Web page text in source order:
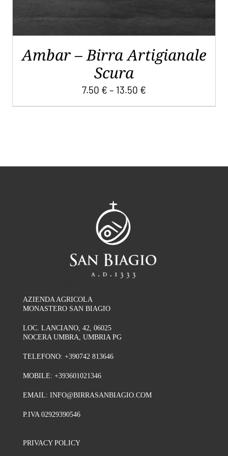
NELLA
PRODOTTO
Ambar – Birra Artigianale
Scura
7.50 € – 13.50 €
AZIENDA AGRICOLA
MONASTERO SAN BIAGIO
LOC. LANCIANO, 42, 06025
NOCERA UMBRA, UMBRIA PG
TELEFONO: +390742 813646
MOBILE: +393601021346
EMAIL: INFO@BIRRASANBIAGIO.COM
P.IVA 02929390546
PRIVACY POLICY